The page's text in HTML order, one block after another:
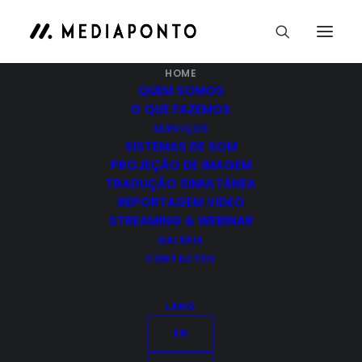
HOME
QUEM SOMOS
O QUE FAZEMOS
SERVIÇOS
SISTEMAS DE SOM
PROJEÇÃO DE IMAGEM
TRADUÇÃO SIMULTÂNEA
REPORTAGEM VIDEO
STREAMING & WEBINAR
GALERIA
CONTACTOS
LANG
EN
Prestação de
serviços
audiovisuais.
Fornecemos
equipamento